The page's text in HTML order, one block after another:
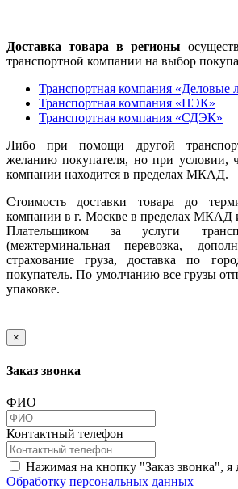
Доставка товара в регионы
транспортной компании на выбор
Транспортная компания «Деловые
Транспортная компания «ПЭК»
Транспортная компания «СДЭК»
Либо при помощи другой
желанию покупателя, но при условии,
компании находится в пределах МКАД.
Стоимость доставки товара до
компании в г. Москве в пределах МКАД
Плательщиком за услуги
(межтерминальная перевозка,
страхование груза, доставка по
покупатель. По умолчанию все грузы
упаковке.
×
Заказ звонка
ФИО
Контактный телефон
Нажимая на кнопку "Заказ звонка", я
Обработку персональных данных